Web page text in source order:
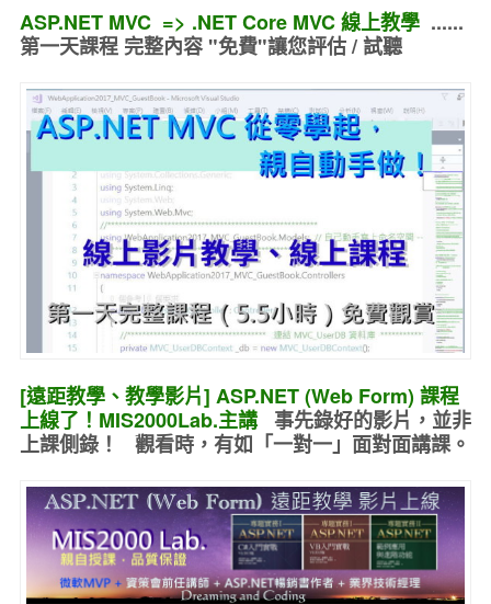
ASP.NET MVC => .NET Core MVC 線上教學......
第一天課程 完整內容 "免費"讓您評估 / 試聽
[遠距教學、教學影片] ASP.NET (Web Form) 課程
上線了！MIS2000Lab.主講 事先錄好的影片，並非
上課側錄！ 觀看時，有如 「一對一」面對面講課。